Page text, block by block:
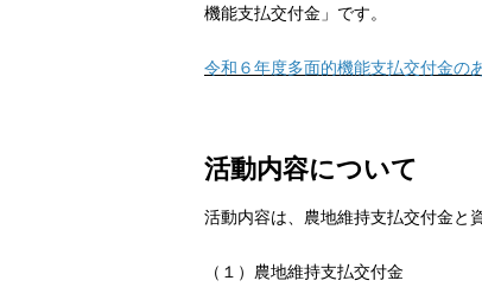
機能支払交付金」です。
令和６年度多面的機能支払交付金の
活動内容について
活動内容は、農地維持支払交付金と
（１）農地維持支払交付金